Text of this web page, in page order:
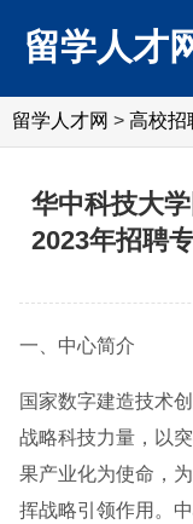
留学人才
留学人才网 > 高校招
华中科技大
2023年招聘
一、中心简介
国家数字建造技术
战略科技力量，以
果产业化为使命，
挥战略引领作用。